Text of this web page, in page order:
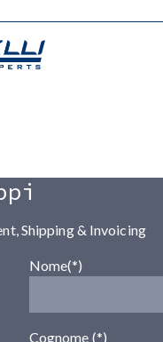
Shipping & Invoicing
Nome(*)
Cognome (*)